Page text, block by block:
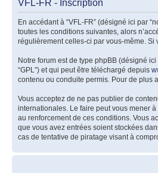
VFL-FR - Inscription
En accédant à “VFL-FR” (désigné ici par
toutes les conditions suivantes, alors
régulièrement celles-ci par vous-même. Si
Notre forum est de type phpBB (désigné ici
“GPL”) et qui peut être téléchargé depuis
contenu ou conduite permis. Pour de plus
Vous acceptez de ne pas publier de
internationales. Le faire peut vous mener
au renforcement de ces conditions. Vous
que vous avez entrées soient stockées
cas de tentative de piratage visant à